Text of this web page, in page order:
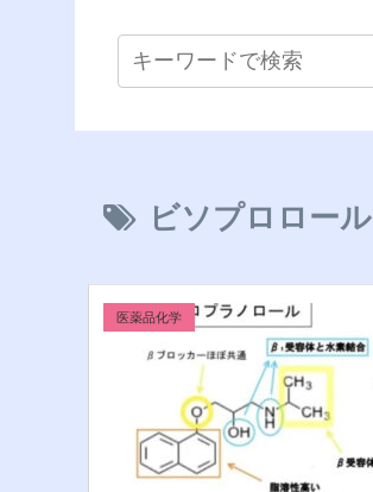
ビソプロロール
医薬品化学